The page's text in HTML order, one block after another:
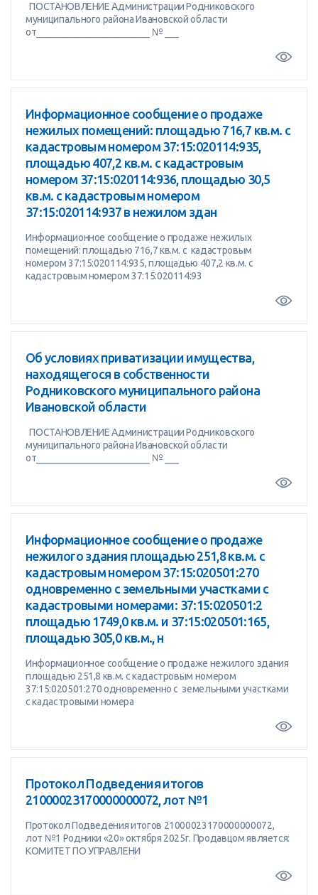
ПОСТАНОВЛЕНИЕ Администрации Родниковского
муниципального района Ивановской области
от________________________ № ___
Информационное сообщение о продаже
нежилых помещений: площадью 716,7 кв.м. с
кадастровым номером 37:15:020114:935,
площадью 407,2 кв.м. с кадастровым
номером 37:15:020114:936, площадью 30,5
кв.м. с кадастровым номером
37:15:020114:937 в нежилом здан
Информационное сообщение о продаже нежилых
помещений: площадью 716,7 кв.м. с кадастровым
номером 37:15:020114:935, площадью 407,2 кв.м. с
кадастровым номером 37:15:020114:93
Об условиях приватизации имущества,
находящегося в собственности
Родниковского муниципального района
Ивановской области
ПОСТАНОВЛЕНИЕ Администрации Родниковского
муниципального района Ивановской области
от________________________ № ___
Информационное сообщение о продаже
нежилого здания площадью 251,8 кв.м. с
кадастровым номером 37:15:020501:270
одновременно с земельными участками с
кадастровыми номерами: 37:15:020501:2
площадью 1749,0 кв.м. и 37:15:020501:165,
площадью 305,0 кв.м., н
Информационное сообщение о продаже нежилого здания
площадью 251,8 кв.м. с кадастровым номером
37:15:020501:270 одновременно с земельными участками
с кадастровыми номера
Протокол Подведения итогов
21000023170000000072, лот №1
Протокол Подведения итогов 21000023170000000072,
лот №1 Родники «20» октября 2025г. Продавцом является:
КОМИТЕТ ПО УПРАВЛЕНИ